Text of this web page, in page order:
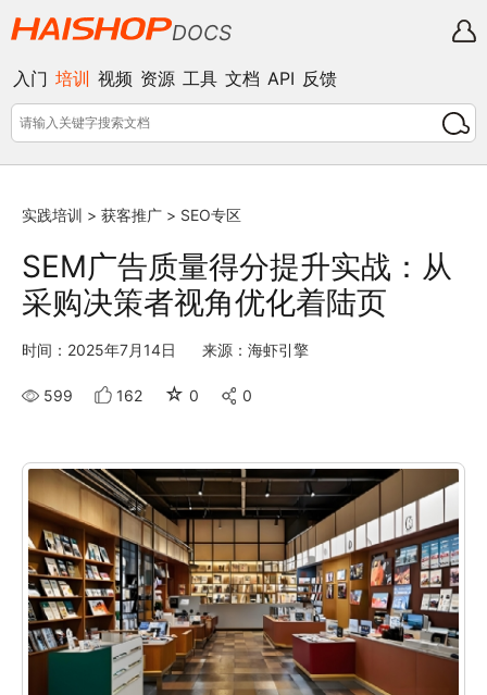
DOCS
入门 培训 视频 资源 工具 文档 API 反馈
实践培训 > 获客推广 > SEO专区
SEM广告质量得分提升实战：从
采购决策者视角优化着陆页
时间：2025年7月14日 来源：海虾引擎
599 162 ☆ 0 0